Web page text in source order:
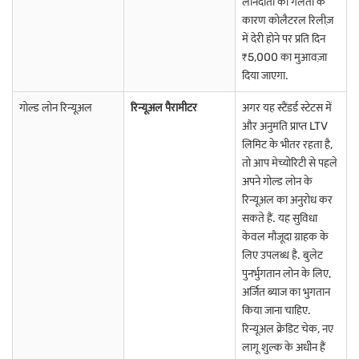
सोच रहे हैं कि आप अपने गोल्ड पर कितना उधार ले सकते हैं? बसअपनी गोल्ड लोन
- इसमें कुछ ही सेकेंड और न्यूनतम पेपरवर्क की ज़रूरत होती है!
भारत के सभी राज्यों और केंद्र शासित प्रदेशों में गोल्ड लोन के बारे में
मणिपुर में गोल्ड लोन
गुजरात में गोल्ड लोन
तमिलनाडु में गोल्ड लोन
कारण कोलैटरल रिलीज़
में देरी होने पर प्रति दिन
₹5,000 का मुआवज़ा
दिया जाएगा.
गोल्ड लोन रिन्यूअल रिन्यूअल पैरामीटर
अगर यह स्टैंडर्ड स्टेटस में
और अनुमति प्राप्त LTV
लिमिट के भीतर रहता है,
तो आप मेच्योरिटी से पहले
अपने गोल्ड लोन के
रिन्यूअल का अनुरोध कर
सकते हैं. यह सुविधा
केवल मौजूदा ग्राहक के
लिए उपलब्ध है. बुलेट
पुनर्भुगतान लोन के लिए,
अर्जित ब्याज का भुगतान
किया जाना चाहिए.
रिन्यूअल क्रेडिट चेक, नए
लागू शुल्क के अधीन हैं